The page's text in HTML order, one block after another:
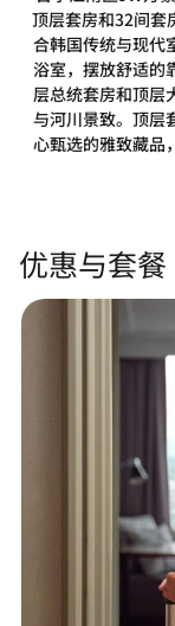
顶层套房和32间套
合韩国传统与现代
浴室，摆放舒适的
层总统套房和顶层
与河川景致。顶层
心甄选的雅致藏品
优惠与套餐